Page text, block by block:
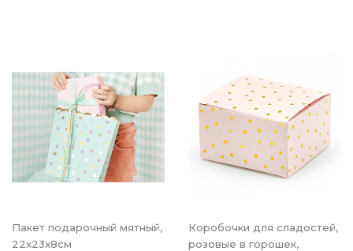
Пакет подарочный мятный,
22x23x8см
Коробочки для сладостей,
розовые в горошек,